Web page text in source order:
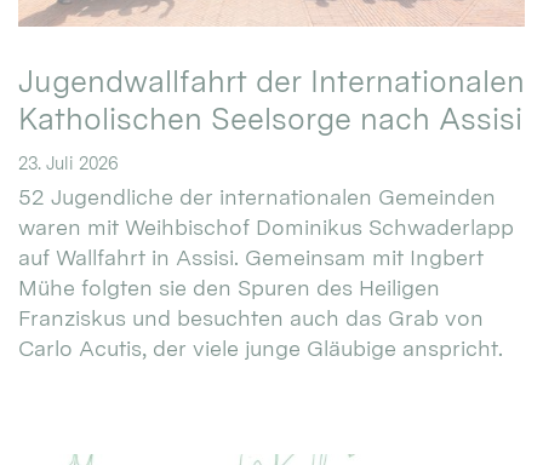
Jugendwallfahrt der Internationalen
Katholischen Seelsorge nach Assisi
23. Juli 2026
52 Jugendliche der internationalen Gemeinden
waren mit Weihbischof Dominikus Schwaderlapp
auf Wallfahrt in Assisi. Gemeinsam mit Ingbert
Mühe folgten sie den Spuren des Heiligen
Franziskus und besuchten auch das Grab von
Carlo Acutis, der viele junge Gläubige anspricht.